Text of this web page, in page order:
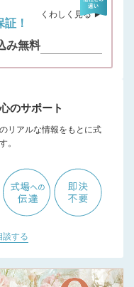
！
み無料
くわしく見る ▶︎
のサポート
リアルな情報をもとに式
。
談する